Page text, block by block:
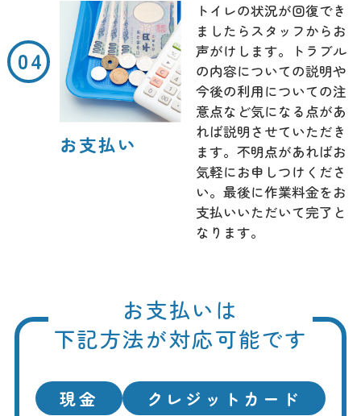
お支払い
トイレの状況が回復でき
ましたらスタッフからお
声がけします。トラブル
の内容についての説明や
今後の利用についての注
意点など気になる点があ
れば説明させていただき
ます。不明点があればお
気軽にお申しつけくださ
い。最後に作業料金をお
支払いいただいて完了と
なります。
お支払いは
下記方法が対応可能です
現金 クレジットカード